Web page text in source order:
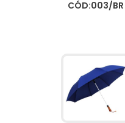
CÓD:003/BR